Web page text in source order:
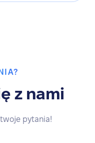
z nami
pytania!